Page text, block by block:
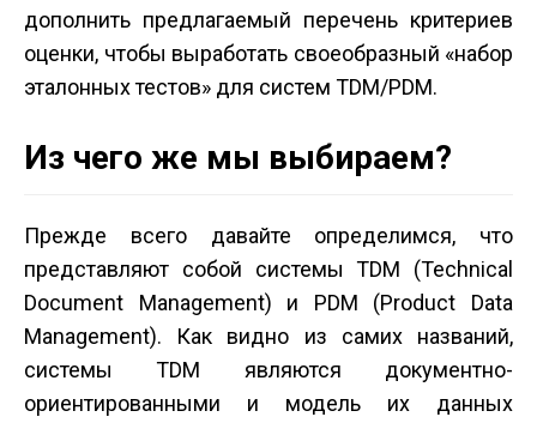
дополнить предлагаемый перечень критериев
оценки, чтобы выработать своеобразный «набор
эталонных тестов» для систем TDM/PDM.
Из чего же мы выбираем?
Прежде всего давайте определимся, что
представляют собой системы TDM (Technical
Document Management) и PDM (Product Data
Management). Как видно из самих названий,
системы TDM являются документно-
ориентированными и модель их данных